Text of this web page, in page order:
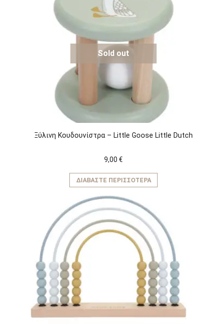
Sold out
Ξύλινη Κουδουνίστρα – Little Goose Little Dutch
9,00 €
ΔΙΑΒΆΣΤΕ ΠΕΡΙΣΣΌΤΕΡΑ